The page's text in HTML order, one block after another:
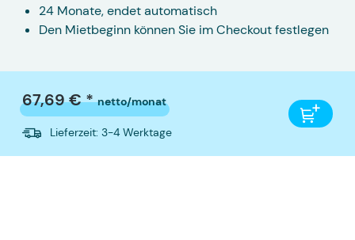
24 Monate, endet automatisch
Den Mietbeginn können Sie im Checkout festlegen
67,69 € * netto/monat
Lieferzeit: 3-4 Werktage